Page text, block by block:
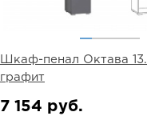
Шкаф-пенал Октава
графит
7 154 руб.